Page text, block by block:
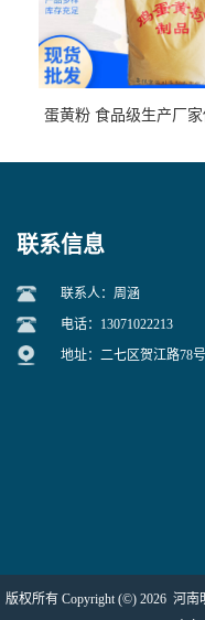
蛋黄粉 食品级生产厂
联系信息
联系人：周涵
电话：13071022213
地址：二七区贺江路78
版权所有 Copyright (©) 2026 河南